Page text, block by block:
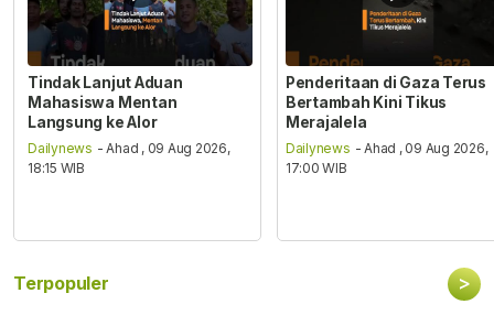
Tindak Lanjut Aduan
Mahasiswa Mentan
Langsung ke Alor
Dailynews - Ahad , 09 Aug 2026,
18:15 WIB
Penderitaan di Gaza Terus
Bertambah Kini Tikus
Merajalela
Dailynews - Ahad , 09 Aug 2026,
17:00 WIB
Terpopuler >